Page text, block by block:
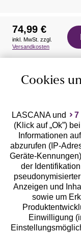
Geprüfte
Unsere
74,99 €
inkl. MwSt. zzgl.
Versandkosten
Cookies
LASCANA und 7
(Klick auf „Ok”)
Informationen
abzurufen (IP-
Geräte-
der
Anzeigen und
sowie um
Einwilligung